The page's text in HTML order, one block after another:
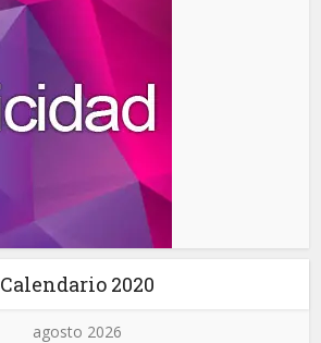
Calendario 2020
agosto 2026